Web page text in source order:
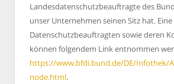
Landesdatenschutzbeauftragte des
unser Unternehmen seinen Sitz hat.
Datenschutzbeauftragten sowie deren
können folgendem Link entnommen
https://www.bfdi.bund.de/DE/Infothek/
node.html.